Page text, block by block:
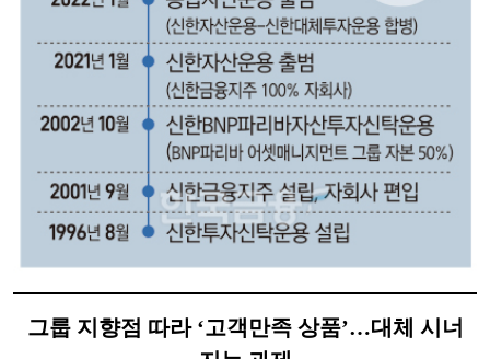
그룹 지향점 따라 ‘고객만족 상품’…대체 시너